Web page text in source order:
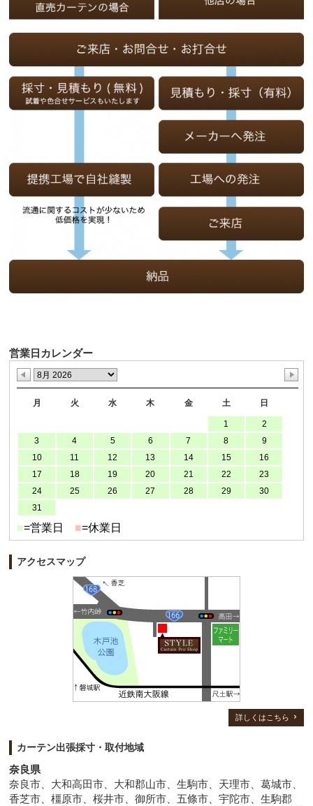
営業日カレンダー
月 火 水 木 金 土 日
1
2
3
4 5 6 7 8
9
10
11 12 13 14 15
16
17
18 19 20 21 22
23
24
25 26 27 28 29
30
31
■=営業日 ■=休業日
アクセスマップ
詳しくはこちら
カーテン出張採寸・取付地域
奈良県
奈良市、大和高田市、大和郡山市、生駒市、天理市、葛城市、
香芝市、橿原市、桜井市、御所市、五條市、宇陀市、生駒郡